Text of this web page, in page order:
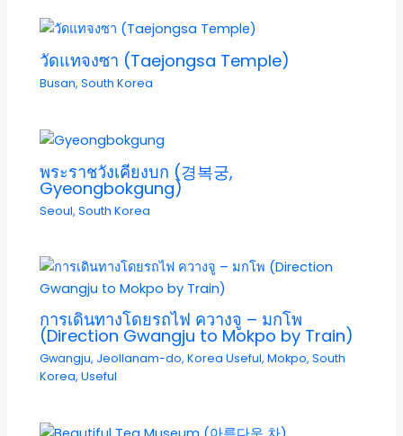
วัดแทจงซา (Taejongsa Temple)
Busan,South Korea
พระราชวังเคียงบก (경복궁,
Gyeongbokgung)
Seoul,South Korea
การเดินทางโดยรถไฟ ควางจู – มกโพ
(Direction Gwangju to Mokpo by Train)
Gwangju, Jeollanam-do,Korea Useful,Mokpo,South
Korea,Useful